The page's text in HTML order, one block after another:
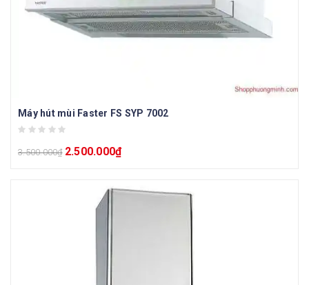
Máy hút mùi Faster FS SYP 7002
3.500.000₫ 2.500.000₫